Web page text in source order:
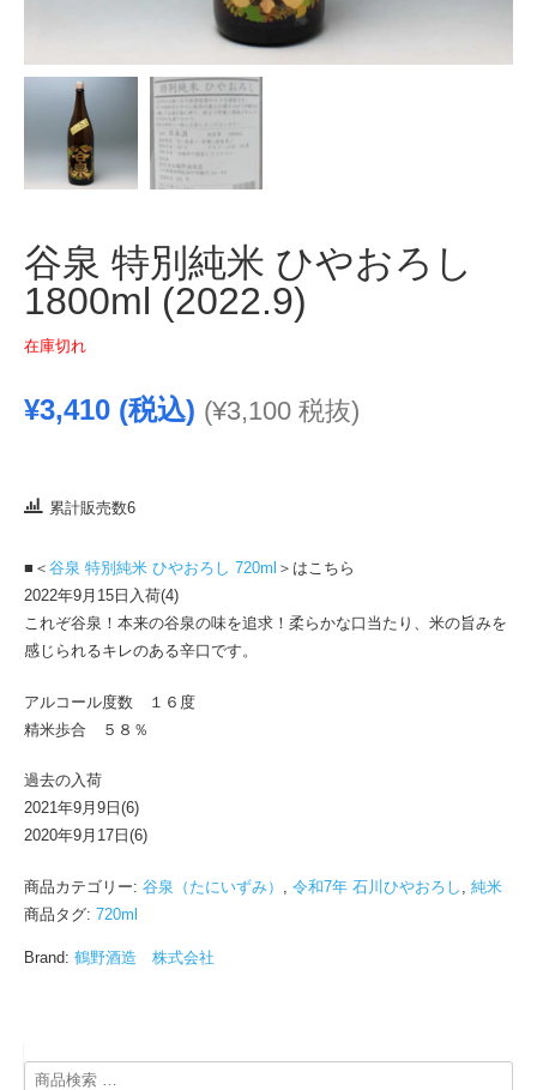
谷泉 特別純米 ひやおろし
1800ml (2022.9)
在庫切れ
¥3,410 (税込) (¥3,100 税抜)
累計販売数6
■＜ 谷泉 特別純米 ひやおろし 720ml ＞はこちら
2022年9月15日入荷(4)
これぞ谷泉！本来の谷泉の味を追求！柔らかな口当たり、米の旨みを
感じられるキレのある辛口です。
アルコール度数 １６度
精米歩合 ５８％
過去の入荷
2021年9月9日(6)
2020年9月17日(6)
商品カテゴリー: 谷泉（たにいずみ） 令和7年 石川ひやおろし
純米
商品タグ: 720ml
Brand: 鶴野酒造 株式会社
検